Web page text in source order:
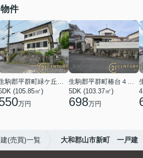
件
生駒郡平群町緑ケ丘５丁目
(105.85㎡)
万円
生駒郡平群町椿台４丁目
5DK (103.37㎡)
698万円
(売買)一覧 大和郡山市新町 一戸建